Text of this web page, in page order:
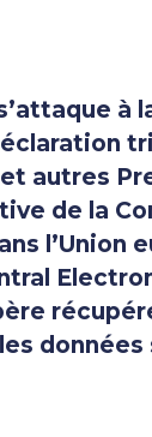
à
autres
de la
l’Union